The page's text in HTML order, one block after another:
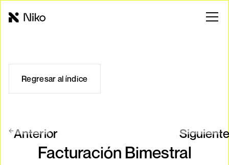
Regresar al índice
Anterior Siguiente
Facturación Bimestral